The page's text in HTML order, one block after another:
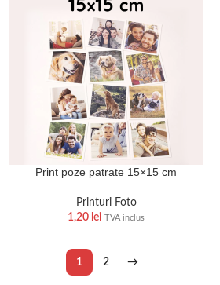
Print poze patrate 15×15 cm
Printuri Foto
1,20 lei TVA inclus
1 2 →